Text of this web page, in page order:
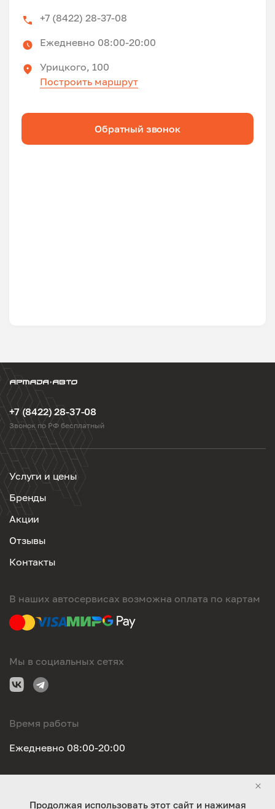
+7 (8422) 28-37-08
Ежедневно 08:00-20:00
Урицкого, 100
Построить маршрут
Обратный звонок
+7 (8422) 28-37-08
Звонок по РФ бесплатный
Услуги и цены
Бренды
Акции
Отзывы
Контакты
В наших автосервисах возможна оплата по картам
Мы в социальных сетях
Время работы
Ежедневно 08:00-20:00
Продолжая использовать этот сайт и нажимая